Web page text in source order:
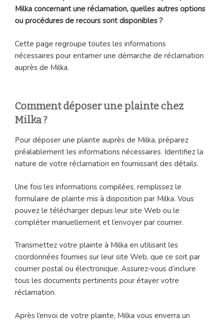
Milka concernant une réclamation, quelles autres options
ou procédures de recours sont disponibles ?
Cette page regroupe toutes les informations
nécessaires pour entamer une démarche de réclamation
auprès de Milka.
Comment déposer une plainte chez
Milka ?
Pour déposer une plainte auprès de Milka, préparez
préalablement les informations nécessaires. Identifiez la
nature de votre réclamation en fournissant des détails.
Une fois les informations compilées, remplissez le
formulaire de plainte mis à disposition par Milka. Vous
pouvez le télécharger depuis leur site Web ou le
compléter manuellement et l’envoyer par courrier.
Transmettez votre plainte à Milka en utilisant les
coordonnées fournies sur leur site Web, que ce soit par
courrier postal ou électronique. Assurez-vous d’inclure
tous les documents pertinents pour étayer votre
réclamation.
Après l’envoi de votre plainte, Milka vous enverra un